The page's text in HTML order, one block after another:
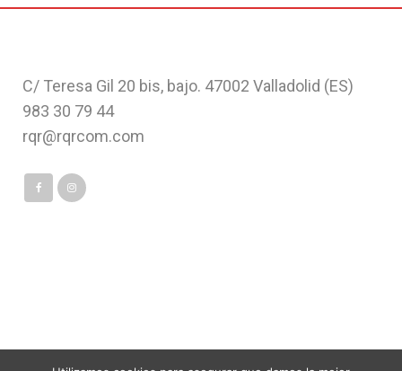
C/ Teresa Gil 20 bis, bajo. 47002 Valladolid (ES)
983 30 79 44
rqr@rqrcom.com